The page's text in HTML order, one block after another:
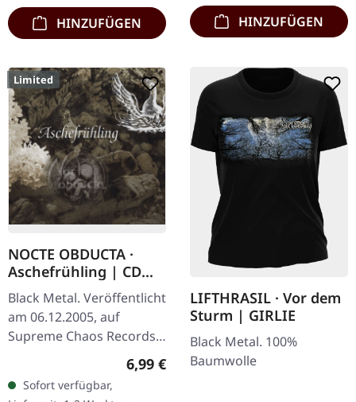
HINZUFÜGEN HINZUFÜGEN
Limited
NOCTE OBDUCTA ·
Aschefrühling | CD
SINGLE
Black Metal. Veröffentlicht
am 06.12.2005, auf
Supreme Chaos Records.
CD-Single, limitiert auf
Exemplare. Nachdem die
Regulärer Preis:
6,99 €
Sofort verfügbar,
LIFTHRASIL · Vor dem
Sturm | GIRLIE
Black Metal. 100%
Baumwolle